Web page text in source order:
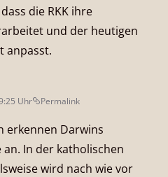
die RKK ihre
und der heutigen
anpasst.
Uhr Permalink
erkennen Darwins
In der katholischen
wird nach wie vor